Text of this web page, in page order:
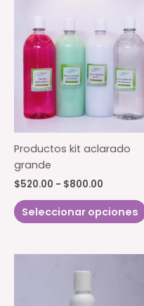
Productos kit aclarado
grande
$520.00 - $800.00
precios:
desde
$800.00
Seleccionar opciones